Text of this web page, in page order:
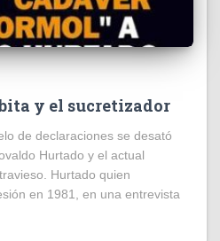
y el sucretizador
de declaraciones se desató
Hurtado y el actual
Hurtado quien
en 1981, en una entrevista